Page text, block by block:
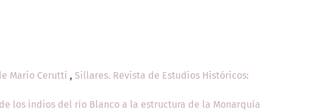
Mario Cerutti , Sillares. Revista de Estudios Históricos:
los indios del río Blanco a la estructura de la Monarquía